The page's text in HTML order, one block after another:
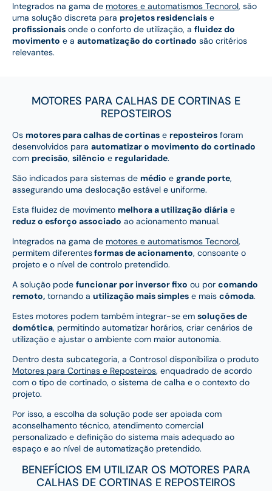
Integrados na gama de motores e automatismos Tecnorol, são
uma solução discreta para projetos residenciais e
profissionais onde o conforto de utilização, a fluidez do
movimento e a automatização do cortinado são critérios
relevantes.
MOTORES PARA CALHAS DE CORTINAS E
REPOSTEIROS
Os motores para calhas de cortinas e reposteiros foram
desenvolvidos para automatizar o movimento do cortinado
com precisão, silêncio e regularidade.
São indicados para sistemas de médio e grande porte,
assegurando uma deslocação estável e uniforme.
Esta fluidez de movimento melhora a utilização diária e
reduz o esforço associado ao acionamento manual.
Integrados na gama de motores e automatismos Tecnorol,
permitem diferentesformas de acionamento, consoante o
projeto e o nível de controlo pretendido.
A solução pode funcionar por inversor fixo ou por comando
remoto, tornando a utilização mais simples e mais cómoda.
Estes motores podem também integrar-se em soluções de
domótica, permitindo automatizar horários, criar cenários de
utilização e ajustar o ambiente com maior autonomia.
Dentro desta subcategoria, a Controsol disponibiliza o produto
Motores para Cortinas e Reposteiros, enquadrado de acordo
com o tipo de cortinado, o sistema de calha e o contexto do
projeto.
Por isso, a escolha da solução pode ser apoiada com
aconselhamento técnico, atendimento comercial
personalizado e definição do sistema mais adequado ao
espaço e ao nível de automatização pretendido.
BENEFÍCIOS EM UTILIZAR OS MOTORES PARA
CALHAS DE CORTINAS E REPOSTEIROS